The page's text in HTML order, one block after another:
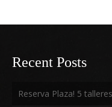
Recent Posts
Reserva Plaza! 5